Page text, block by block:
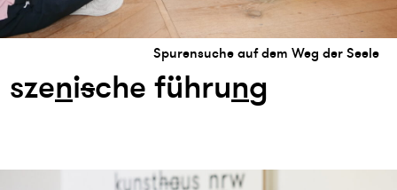
Spurensuche auf dem Weg der Seele
szenische führung